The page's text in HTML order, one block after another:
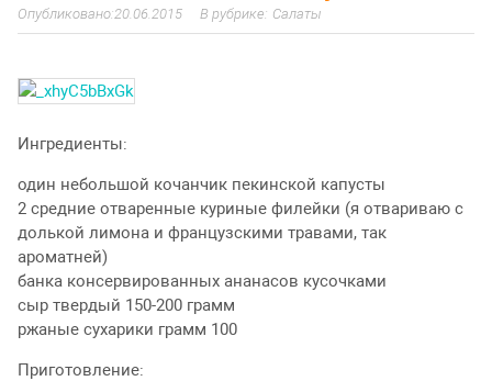
20.06.2015 Салаты
Ингредиенты:
один небольшой кочанчик пекинской капусты
2 средние отваренные куриные филейки (я отвариваю с
долькой лимона и французскими травами, так
ароматней)
банка консервированных ананасов кусочками
сыр твердый 150-200 грамм
ржаные сухарики грамм 100
Приготовление: